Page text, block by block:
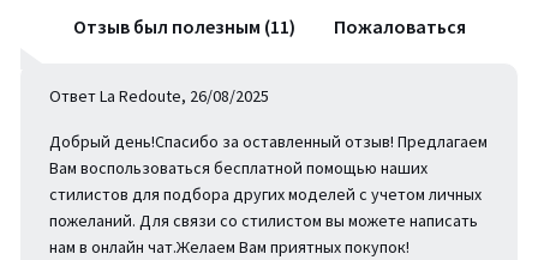
Отзыв был полезным (11) Пожаловаться
Ответ La Redoute, 26/08/2025
Добрый день!Спасибо за оставленный отзыв! Предлагаем
Вам воспользоваться бесплатной помощью наших
стилистов для подбора других моделей с учетом личных
пожеланий. Для связи со стилистом вы можете написать
нам в онлайн чат.Желаем Вам приятных покупок!